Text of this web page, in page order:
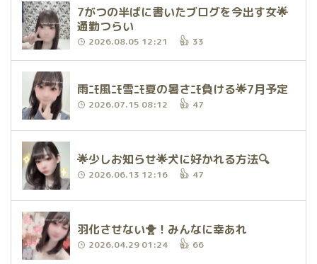
7がつの半ばに書いたブログを今出す女🌟
通勤つらい
2026.08.05 12:21 33
雨ﾆﾓ風ﾆﾓ雪ﾆﾓ夏の暑さﾆﾓ負ける🌟7月予定
2026.07.15 08:12 47
🌟少しお知らせ🌟犬に好かれる方法🔍
2026.06.13 12:16 47
羽化させない🐥！みんなに幸あれ
2026.04.29 01:24 66